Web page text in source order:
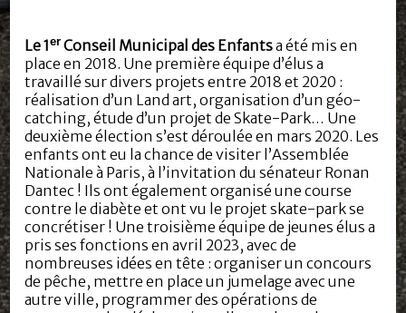
Le 1er Conseil Municipal des Enfantsa été mis en
place en 2018. Une première équipe d’élus a
travaillé sur divers projets entre 2018 et 2020 :
réalisation d’un Land art, organisation d’un géo-
catching, étude d’un projet de Skate-Park… Une
deuxième élection s’est déroulée en mars 2020. Les
enfants ont eu la chance de visiter l’Assemblée
Nationale à Paris, à l’invitation du sénateur Ronan
Dantec ! Ils ont également organisé une course
contre le diabète et ont vu le projet skate-park se
concrétiser ! Une troisième équipe de jeunes élus a
pris ses fonctions en avril 2023, avec de
nombreuses idées en tête : organiser un concours
de pêche, mettre en place un jumelage avec une
autre ville, programmer des opérations de